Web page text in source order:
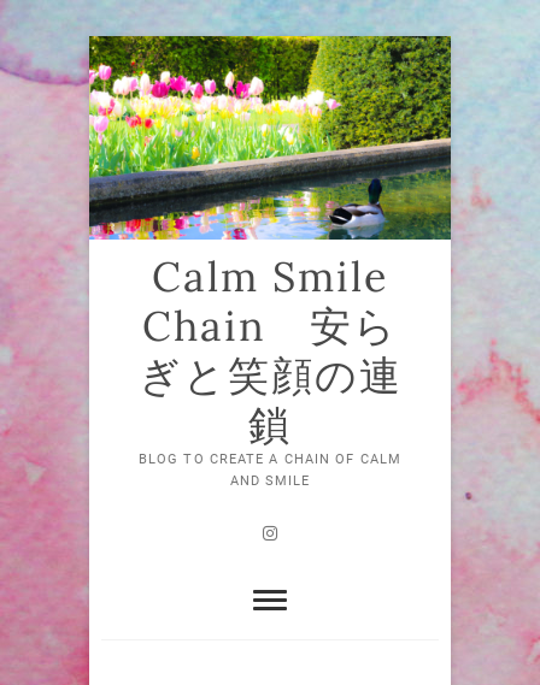
Skip
to
content
Calm Smile
Chain 安ら
ぎと笑顔の連
鎖
BLOG TO CREATE A CHAIN OF CALM
AND SMILE
Instagram